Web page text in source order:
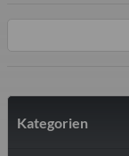
Kategorien